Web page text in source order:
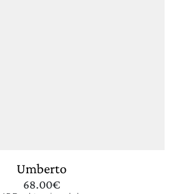
Umberto
68.00€